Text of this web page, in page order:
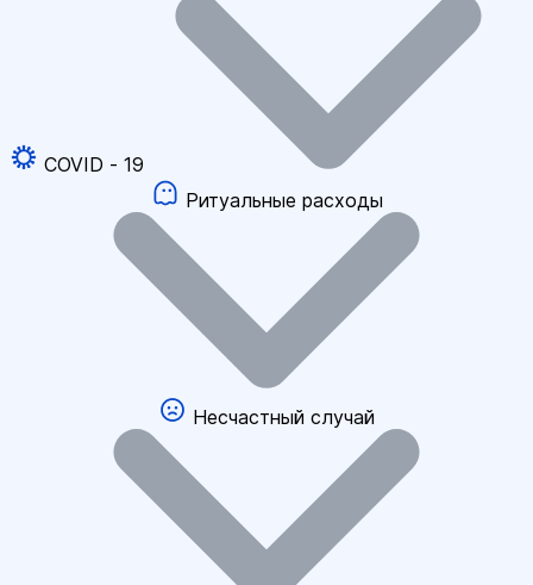
COVID - 19
Ритуальные расходы
Несчастный случай